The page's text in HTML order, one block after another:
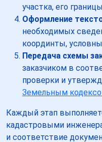
участка, его
Оформление
необходимых
координты,
Передача схемы
заказчиком в
проверки и
Земельным
Каждый этап
кадастровыми
и соответствие